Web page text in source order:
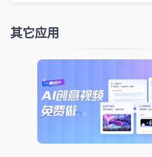
其它应用